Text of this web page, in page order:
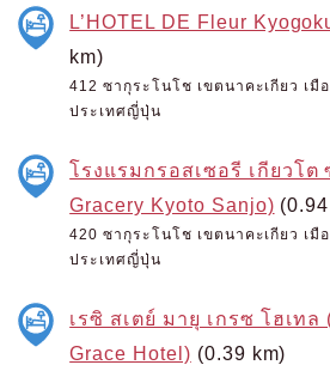
L’HOTEL DE Fleur
km)
412 ซากุระโนโช เขตนาคะเกียว เมื
ประเทศญี่ปุ่น
โรงแรมกรอสเซอรี เกียวโต
Gracery Kyoto Sanjo)
420 ซากุระโนโช เขตนาคะเกียว เมื
ประเทศญี่ปุ่น
เรซิ สเตย์ มายุ เกรซ โฮเทล
Grace Hotel) (0.39 km)